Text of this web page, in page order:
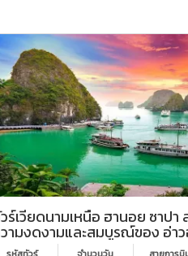
ร์เวียดนามเหนือ ฮานอย ซาปา
ามงดงามและสมบูรณ์ของ อ่า